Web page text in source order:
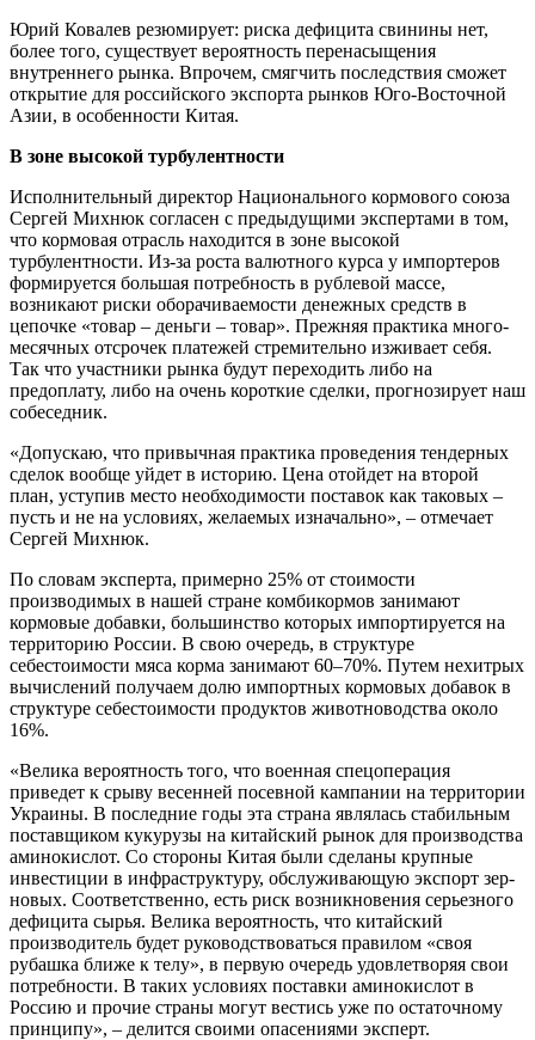
Юрий Ковалев резюмирует: риска дефицита свинины нет,
более того, существует вероятность перенасы­щения
внутреннего рынка. Впрочем, смягчить последствия сможет
откры­тие для российского экспорта рынков Юго-Восточной
Азии, в особенности Китая.
В зоне высокой турбулентности
Исполнительный директор Нацио­нального кормового союза
Сергей Михнюк согласен с предыдущими экспертами в том,
что кормовая от­расль находится в зоне высокой
турбулентности. Из-за роста валютного курса у импорте­ров
формируется большая потребность в рубле­вой массе,
возникают риски оборачиваемо­сти денежных средств в
цепочке «товар – деньги – товар». Преж­няя практика много-
месячных отсрочек пла­тежей стремительно изживает себя.
Так что участники рынка будут переходить либо на
предоплату, либо на очень короткие сделки, прогнозирует наш
собеседник.
«Допускаю, что привычная практи­ка проведения тендерных
сделок во­обще уйдет в историю. Цена отойдет на второй
план, уступив место необхо­димости поставок как таковых –
пусть и не на условиях, желаемых изначаль­но», – отмечает
Сергей Михнюк.
По словам эксперта, примерно 25% от стоимости
производимых в на­шей стране комбикормов занимают
кормовые добавки, большинство ко­торых импортируется на
территорию России. В свою очередь, в структуре
себестоимости мяса корма занимают 60–70%. Путем нехитрых
вычислений получаем долю импортных кормовых добавок в
структуре себестоимости продуктов животноводства около
16%.
«Велика вероятность того, что во­енная спецоперация
приведет к срыву весенней посевной кампании на тер­ритории
Украины. В последние годы эта страна являлась стабильным
по­ставщиком кукурузы на китайский рынок для производства
аминокис­лот. Со стороны Китая были сделаны крупные
инвестиции в инфраструк­туру, обслуживающую экспорт зер­
новых. Соответственно, есть риск возникновения серьезного
дефицита сырья. Велика вероятность, что китайский
производитель будет руководствоваться правилом «своя
рубашка ближе к телу», в первую очередь удовлетворяя свои
потребности. В та­ких условиях поставки аминокислот в
Россию и прочие страны могут ве­стись уже по остаточному
прин­ципу», – делится своими опасениями эксперт.